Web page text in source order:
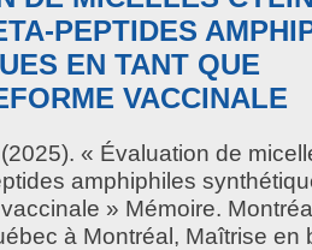
PEPTIDES
EN TANT QUE
VACCINALE
(2025). « Évaluation de
amphiphiles
» Mémoire.
à Montréal, Maîtrise en